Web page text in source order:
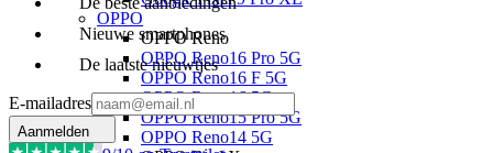
OPPO
OPPO Reno
OPPO Reno16 Pro 5G
OPPO Reno16 F 5G
OPPO Reno16 5G
OPPO Reno15 Pro 5G
OPPO Reno14 5G
Nieuwe smartphones
De laatste nieuwtjes
E-mailadres
Aanmelden